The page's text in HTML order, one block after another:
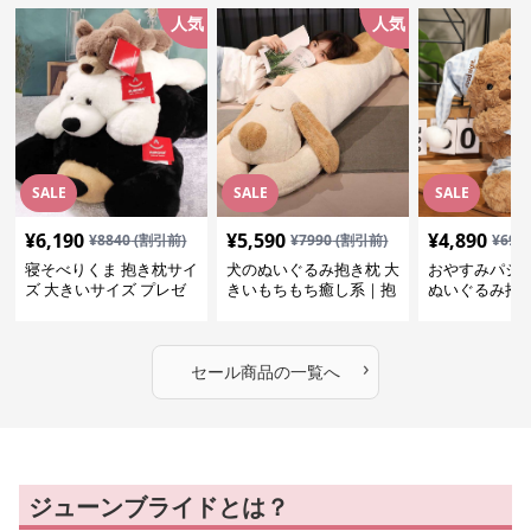
SALE
人気
¥6,190 ¥8840(割引前)
寝そべりくま 抱き枕サイ
ズ 大きいサイズ プレゼ
SALE
人気
¥5,590 ¥7990(割引前)
犬のぬいぐるみ抱き枕 大
きいもちもち癒し系｜抱
SALE
¥4,890 ¥
おやすみパジ
ぬいぐるみ抱
セール商品の一覧へ ›
ジューンブライドとは？